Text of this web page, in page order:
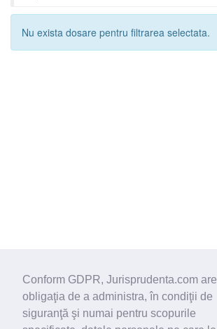
Conform GDPR, Jurisprudenta.com are
obligaţia de a administra, în condiţii de
siguranţă şi numai pentru scopurile
Nu exista dosare pentru filtrarea selectata.